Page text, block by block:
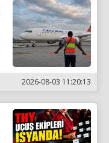
2026-08-03 11:20:13